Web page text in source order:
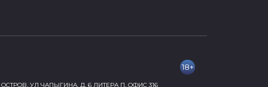
18+
УЛ ЧАПЫГИНА, Д. 6 ЛИТЕРА П, ОФИС 316